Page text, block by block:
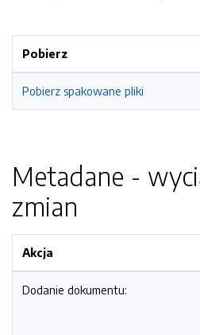
Pobierz
Pobierz spakowane pliki
Metadane -
zmian
Akcja
Dodanie dokumentu: